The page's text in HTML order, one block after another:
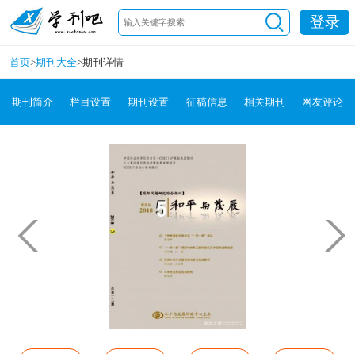
登录
首页>期刊大全>期刊详情
期刊简介 栏目设置 期刊设置 征稿信息 相关期刊 网友评论